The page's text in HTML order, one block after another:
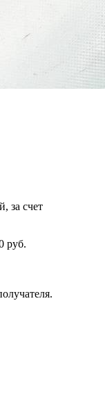
за счет
руб.